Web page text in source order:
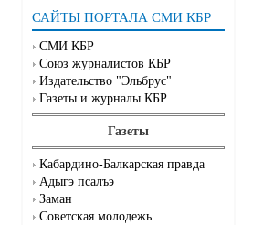
САЙТЫ ПОРТАЛА СМИ КБР
СМИ КБР
Союз журналистов КБР
Издательство "Эльбрус"
Газеты и журналы КБР
Газеты
Кабардино-Балкарская правда
Адыгэ псалъэ
Заман
Советская молодежь